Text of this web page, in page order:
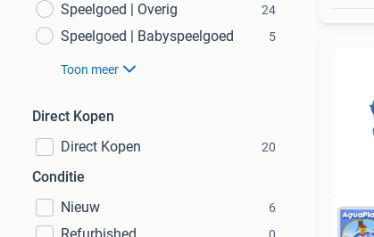
Speelgoed | Overig 24
Speelgoed | Babyspeelgoed 5
Toon meer
Direct Kopen
Direct Kopen
20
Conditie
Nieuw
6